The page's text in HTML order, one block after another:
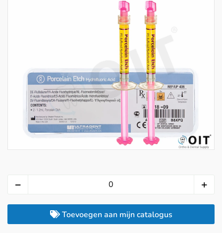
Toevoegen aan mijn catalogus